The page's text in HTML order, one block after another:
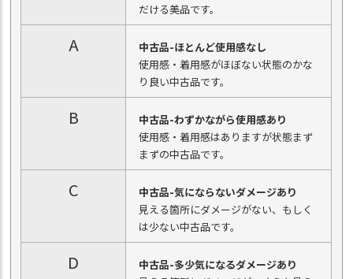
だける美品です。
A
中古品-ほとんど使用感なし
使用感・着用感がほぼない状態のかな
り良い中古品です。
B
中古品-わずかながら使用感あり
使用感・着用感はありますが状態まず
まずの中古品です。
C
中古品-気にならないダメージあり
見える箇所にダメージがない、もしく
は少ない中古品です。
D
中古品-多少気になるダメージあり